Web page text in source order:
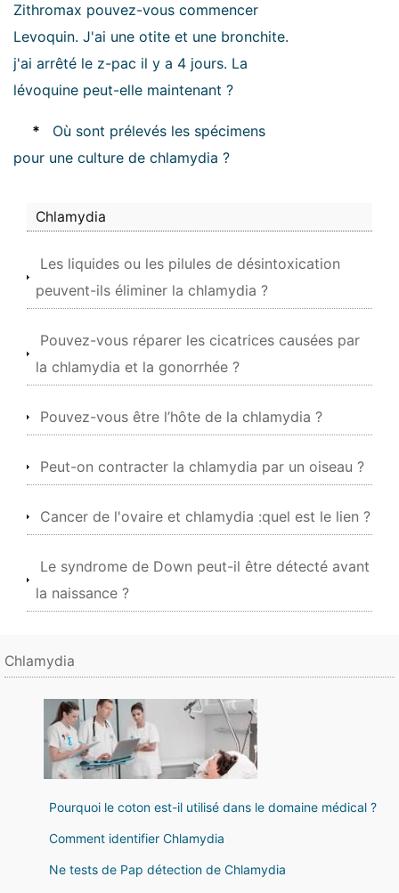
Zithromax pouvez-vous commencer
Levoquin. J'ai une otite et une bronchite.
j'ai arrêté le z-pac il y a 4 jours. La
lévoquine peut-elle maintenant ?
*
Où sont prélevés les spécimens
pour une culture de chlamydia ?
Chlamydia
Les liquides ou les pilules de désintoxication
peuvent-ils éliminer la chlamydia ?
Pouvez-vous réparer les cicatrices causées par
la chlamydia et la gonorrhée ?
Pouvez-vous être l’hôte de la chlamydia ?
Peut-on contracter la chlamydia par un oiseau ?
Cancer de l'ovaire et chlamydia :quel est le lien ?
Le syndrome de Down peut-il être détecté avant
la naissance ?
Chlamydia
Pourquoi le coton est-il utilisé dans le domaine médical ?
Comment identifier Chlamydia
Ne tests de Pap détection de Chlamydia